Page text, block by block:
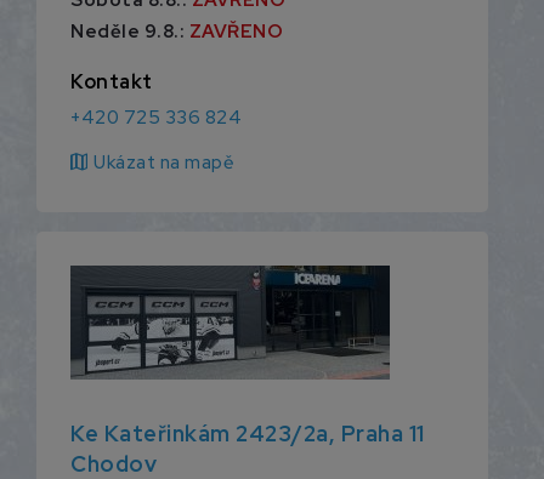
Neděle 9.8.: ZAVŘENO
Kontakt
+420 725 336 824
map Ukázat na mapě
Ke Kateřinkám 2423/2a, Praha 11
Chodov